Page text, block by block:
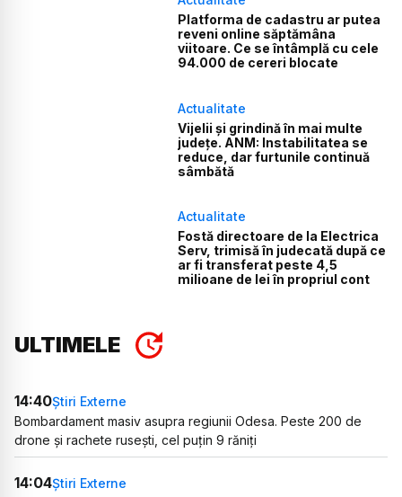
Platforma de cadastru ar putea
reveni online săptămâna
viitoare. Ce se întâmplă cu cele
94.000 de cereri blocate
Actualitate
Vijelii și grindină în mai multe
județe. ANM: Instabilitatea se
reduce, dar furtunile continuă
sâmbătă
Actualitate
Fostă directoare de la Electrica
Serv, trimisă în judecată după ce
ar fi transferat peste 4,5
milioane de lei în propriul cont
ULTIMELE
14:40Știri Externe
Bombardament masiv asupra regiunii Odesa. Peste 200 de
drone și rachete rusești, cel puțin 9 răniți
14:04Știri Externe